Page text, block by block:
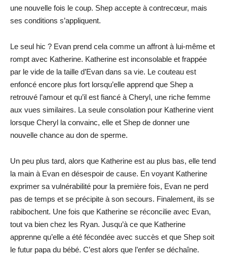
une nouvelle fois le coup. Shep accepte à contrecœur, mais
ses conditions s’appliquent.
Le seul hic ? Evan prend cela comme un affront à lui-même et
rompt avec Katherine. Katherine est inconsolable et frappée
par le vide de la taille d’Evan dans sa vie. Le couteau est
enfoncé encore plus fort lorsqu’elle apprend que Shep a
retrouvé l’amour et qu’il est fiancé à Cheryl, une riche femme
aux vues similaires. La seule consolation pour Katherine vient
lorsque Cheryl la convainc, elle et Shep de donner une
nouvelle chance au don de sperme.
Un peu plus tard, alors que Katherine est au plus bas, elle tend
la main à Evan en désespoir de cause. En voyant Katherine
exprimer sa vulnérabilité pour la première fois, Evan ne perd
pas de temps et se précipite à son secours. Finalement, ils se
rabibochent. Une fois que Katherine se réconcilie avec Evan,
tout va bien chez les Ryan. Jusqu’à ce que Katherine
apprenne qu’elle a été fécondée avec succès et que Shep soit
le futur papa du bébé. C’est alors que l’enfer se déchaîne.